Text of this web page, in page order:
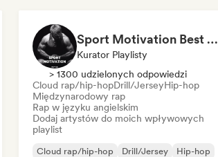
Sport Motivation Best Performance (Uniside Digital)
Kurator Playlisty
> 1300 udzielonych odpowiedzi
Cloud rap/hip-hopDrill/JerseyHip-hop
Międzynarodowy rap
Rap w języku angielskim
Dodaj artystów do moich wpływowych
playlist
Cloud rap/hip-hop Drill/Jersey
Hip-hop